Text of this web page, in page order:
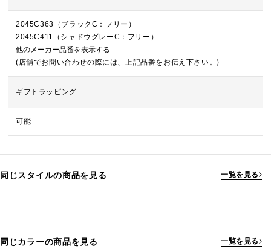
2045C363（ブラックC：フリー）
2045C411（シャドウグレーC：フリー）
他のメーカー品番を表示する
(店舗でお問い合わせの際には、上記品番をお伝え下さい。)
ギフトラッピング
可能
同じスタイルの商品を見る 一覧を見る
同じカラーの商品を見る 一覧を見る